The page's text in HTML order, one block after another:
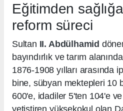
Eğitimden
reform süreci
Sultan II. Abdülhamid
bayındırlık ve tarım
1876-1908 yılları arasında
bine, sübyan mektepleri 10
600'e, idadiler 5'ten 104'e
yetiştiren yüksekokul olan